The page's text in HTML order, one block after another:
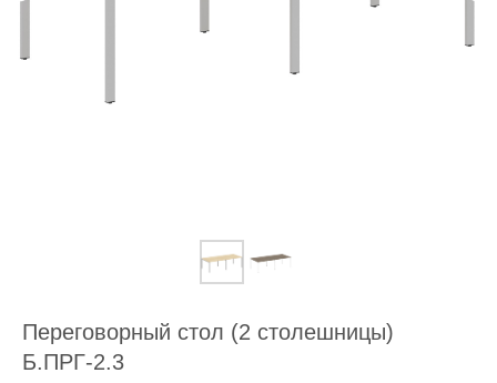
Переговорный стол (2 столешницы)
Б.ПРГ-2.3